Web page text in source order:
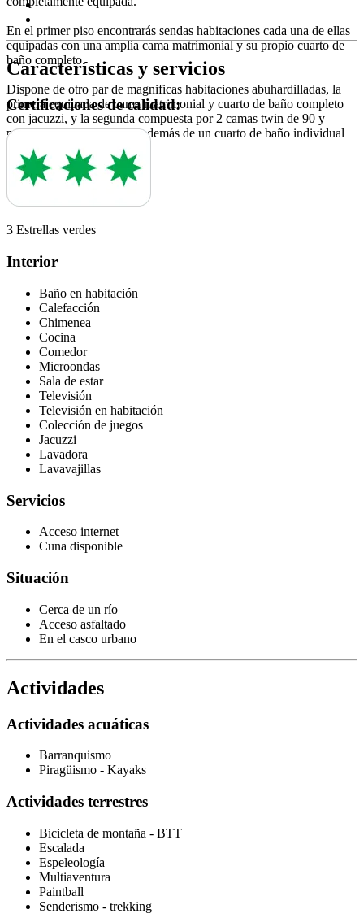
En el primer piso encontrarás sendas habitaciones cada una de ellas
equipadas con una amplia cama matrimonial y su propio cuarto de
baño completo.
Dispone de otro par de magnificas habitaciones abuhardilladas, la
primera equipada de cama matrimonial y cuarto de baño completo
con jacuzzi, y la segunda compuesta por 2 camas twin de 90 y
posibilidad otra supletoria además de un cuarto de baño individual
completo.
Características y servicios
Certificaciones de calidad:
3 Estrellas verdes
Interior
Baño en habitación
Calefacción
Chimenea
Cocina
Comedor
Microondas
Sala de estar
Televisión
Televisión en habitación
Colección de juegos
Jacuzzi
Lavadora
Lavavajillas
Servicios
Acceso internet
Cuna disponible
Situación
Cerca de un río
Acceso asfaltado
En el casco urbano
Actividades
Actividades acuáticas
Barranquismo
Piragüismo - Kayaks
Actividades terrestres
Bicicleta de montaña - BTT
Escalada
Espeleología
Multiaventura
Paintball
Senderismo - trekking